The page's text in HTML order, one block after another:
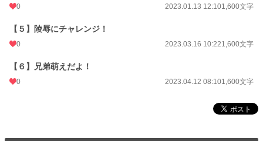
0 2023.01.13 12:101,600文字
【５】陵辱にチャレンジ！
0 2023.03.16 10:221,600文字
【６】兄弟萌えだよ！
0 2023.04.12 08:101,600文字